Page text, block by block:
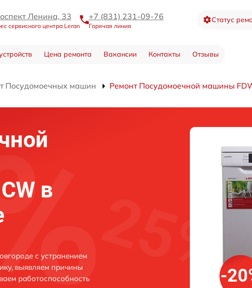
Ленина, 33
сервисного центра Leran
+7 (831) 231-09-76
Горячая линия
Статус
Цена ремонта Вакансии Контакты Отзывы
Посудомоечных машин Ремонт Посудомоечной машины
в
с устранением
выявляем причины
работоспособность
-